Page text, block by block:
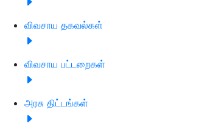
விவசாய தகவல்கள்
விவசாய பட்டறைகள்
அரசு திட்டங்கள்